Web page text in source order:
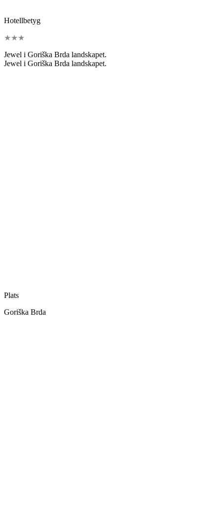
Hotellbetyg
★★★
Jewel i Goriška Brda landskapet.
Jewel i Goriška Brda landskapet.
Plats
Goriška Brda